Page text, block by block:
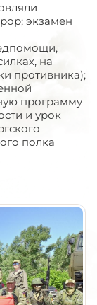
экзамен
на
противника);
программу
и урок
полка